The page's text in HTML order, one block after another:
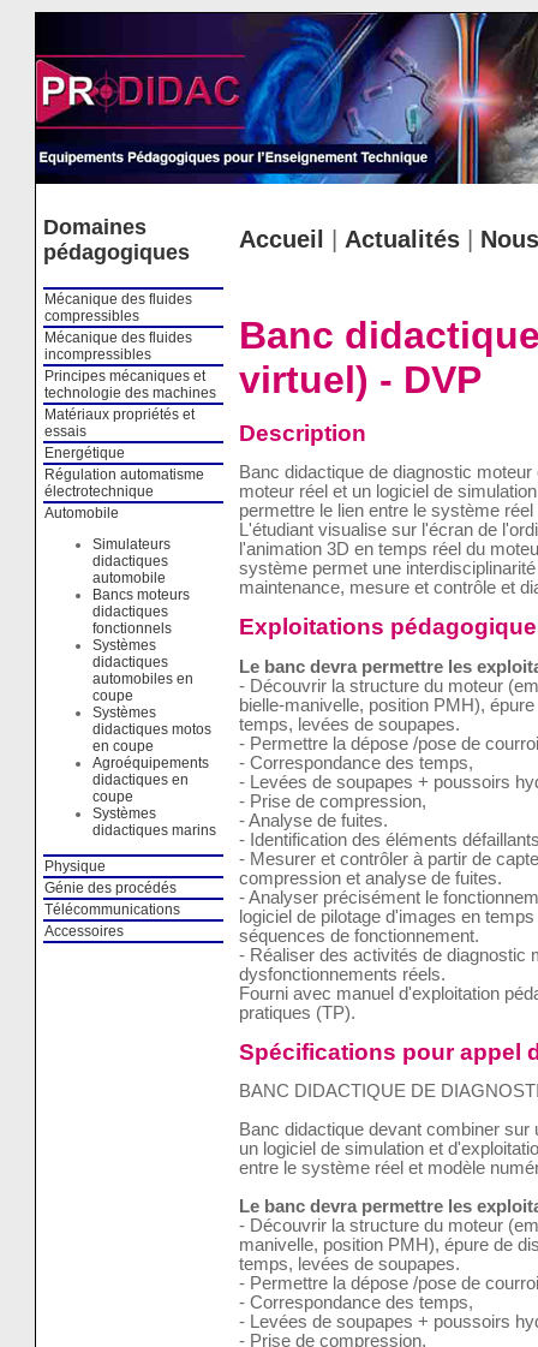
Domaines
pédagogiques
Mécanique des fluides
compressibles
Mécanique des fluides
incompressibles
Principes mécaniques et
technologie des machines
Matériaux propriétés et
essais
Energétique
Régulation automatisme
électrotechnique
Automobile
Simulateurs
didactiques
automobile
Bancs moteurs
didactiques
fonctionnels
Systèmes
didactiques
automobiles en
coupe
Systèmes
didactiques motos
en coupe
Agroéquipements
didactiques en
coupe
Systèmes
didactiques marins
Physique
Génie des procédés
Télécommunications
Accessoires
Accueil Actualités|
Banc
virtuel) - DVP
Description
Banc didactique de diagnostic
moteur réel et un logiciel de
permettre le lien entre le système
L'étudiant visualise sur l'écran de
l'animation 3D en temps réel du
système permet une
maintenance, mesure et contrôle et
Exploitations
Le banc devra permettre les
- Découvrir la structure du moteur
bielle-manivelle, position PMH),
temps, levées de soupapes.
- Permettre la dépose /pose de
- Correspondance des temps,
- Levées de soupapes + poussoirs
- Prise de compression,
- Analyse de fuites.
- Identification des éléments
- Mesurer et contrôler à partir de
compression et analyse de fuites.
- Analyser précisément le
logiciel de pilotage d'images en
séquences de fonctionnement.
- Réaliser des activités de diagnostic
dysfonctionnements réels.
Fourni avec manuel d'exploitation
pratiques (TP).
Spécifications pour appel
BANC DIDACTIQUE DE
Banc didactique devant combiner
un logiciel de simulation et
entre le système réel et modèle
Le banc devra permettre les
- Découvrir la structure du moteur
manivelle, position PMH), épure de
temps, levées de soupapes.
- Permettre la dépose /pose de
- Correspondance des temps,
- Levées de soupapes + poussoirs
- Prise de compression,
Cookies management panel